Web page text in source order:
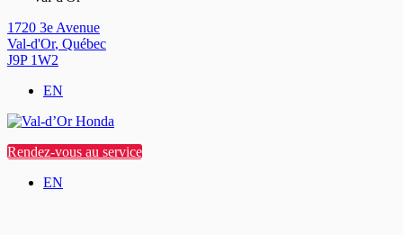
1720 3e Avenue
Val-d'Or, Québec
J9P 1W2
EN
Rendez-vous au service
EN